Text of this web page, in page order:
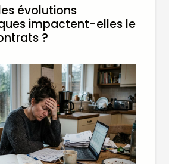
évolutions
impactent-elles le
?